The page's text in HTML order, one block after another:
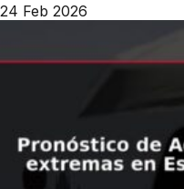
24 Feb 2026